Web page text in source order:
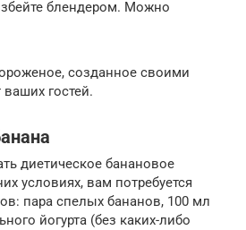
блендером. Можно
созданное своими
гостей.
диетическое банановое
условиях, вам потребуется
пара спелых бананов, 100 мл
йогурта (без каких-либо